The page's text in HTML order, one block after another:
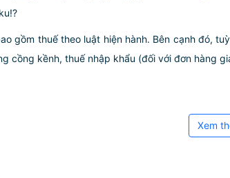
gồm thuế theo luật hiện hành. Bên cạnh đó,
cồng kềnh, thuế nhập khẩu (đối với đơn hàng
Xem